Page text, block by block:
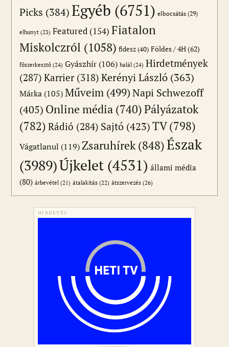
Picks (384)Egyéb (6751) elbocsátás (29)
elhunyt (23) Featured (154) Fiatalon
Miskolczról (1058) fidesz(40) Földes / 4H(62)
főszerkesztő (24) Gyászhír (106) halál (24) Hirdetmények
(287) Karrier(318) Kerényi László (363)
Márka (105) Műveim (499)Napi Schwezoff
(405) Online média (740)Pályázatok
(782) Rádió (284) Sajtó (423)TV(798)
Vágatlanul (119)Zsaruhírek(848)Észak
(3989)Újkelet (4531) állami média
(80) árbevétel (21) átalakítás (22) átszervezés (26)
HIRDETÉS